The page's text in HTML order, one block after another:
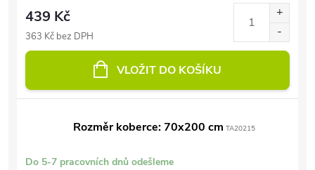
439 Kč
363 Kč bez DPH
VLOŽIT DO KOŠÍKU
Rozměr koberce: 70x200 cm TA20215
Do 5-7 pracovních dnů odešleme